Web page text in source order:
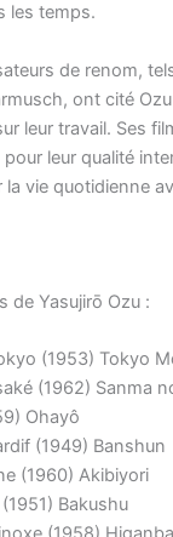
les temps.
de renom,
ont cité
leur travail. Ses
leur qualité
la vie quotidienne
de Yasujirō Ozu :
(1953) Tokyo
(1962) Sanma
Ohayô
(1949) Banshun
(1960) Akibiyori
Bakushu